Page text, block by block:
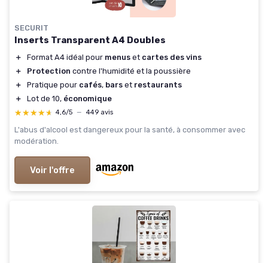
SECURIT
Inserts Transparent A4 Doubles
＋ Format A4 idéal pour menus et cartes des vins
＋
Protection contre l'humidité et la poussière
＋
Pratique pour cafés, bars et restaurants
＋
Lot de 10, économique
★★★★★
★★★★★ 4,6/5 — 449 avis
L'abus d'alcool est dangereux pour la santé, à consommer avec
modération.
Voir l'offre